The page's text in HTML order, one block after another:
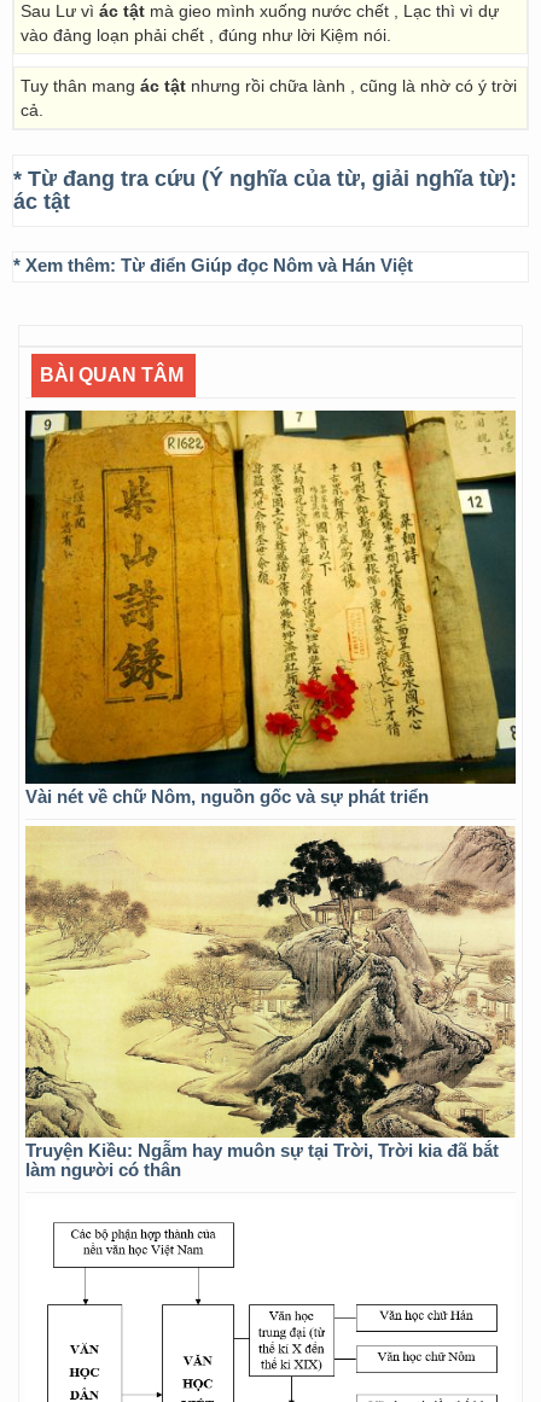
Sau Lư vì ác tật mà gieo mình xuống nước chết , Lạc thì vì dự
vào đảng loạn phải chết , đúng như lời Kiệm nói.
Tuy thân mang ác tật nhưng rồi chữa lành , cũng là nhờ có ý trời
cả.
* Từ đang tra cứu (Ý nghĩa của từ, giải nghĩa từ):
ác tật
* Xem thêm: Từ điển Giúp đọc Nôm và Hán Việt
BÀI QUAN TÂM
Vài nét về chữ Nôm, nguồn gốc và sự phát triển
Truyện Kiều: Ngẫm hay muôn sự tại Trời, Trời kia đã bắt
làm người có thân